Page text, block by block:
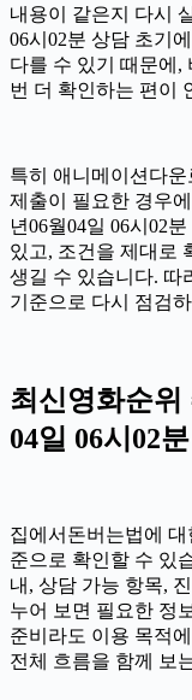
내용이 같은지 다시
06시02분 상담 초기
다를 수 있기 때문에,
번 더 확인하는 편이
특히 애니메이션다
제출이 필요한 경우
년06월04일 06시02
있고, 조건을 제대로
생길 수 있습니다. 따
기준으로 다시 점검
최신영화순위
04일 06시02분
집에서돈버는법에
준으로 확인할 수 있
내, 상담 가능 항목,
누어 보면 필요한 정
준비라도 이용 목적
전체 흐름을 함께 보